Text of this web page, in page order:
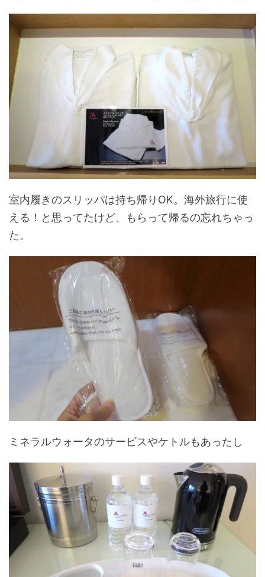
室内履きのスリッパは持ち帰りOK。海外旅行に使
える！と思ってたけど、もらって帰るの忘れちゃっ
た。
ミネラルウォータのサービスやケトルもあったし